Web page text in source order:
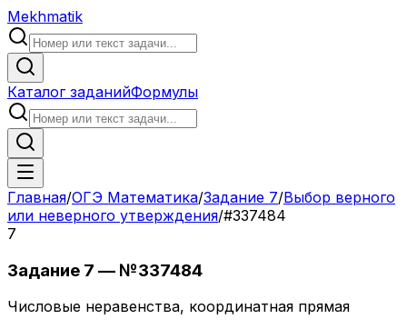
Mekhmatik
Каталог заданийФормулы
Главная/ОГЭ Математика/Задание 7/Выбор верного
или неверного утверждения/#337484
7
Задание 7 — №337484
Числовые неравенства, координатная прямая